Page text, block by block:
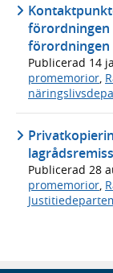
förordningen
förordningen
Publicerad 14
promemorior,
Publicerad 28
promemorior